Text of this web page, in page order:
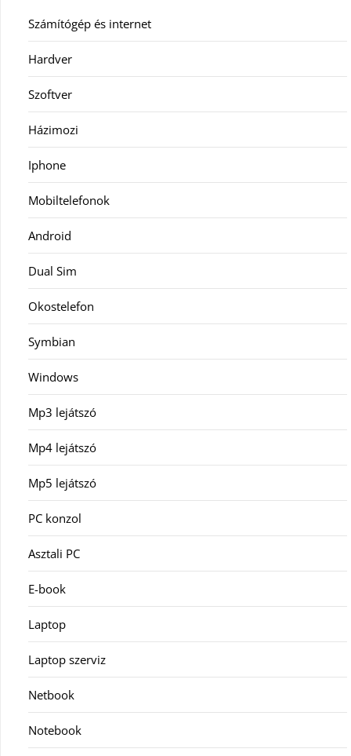
Számítógép és internet
Hardver
Szoftver
Házimozi
Iphone
Mobiltelefonok
Android
Dual Sim
Okostelefon
Symbian
Windows
Mp3 lejátszó
Mp4 lejátszó
Mp5 lejátszó
PC konzol
Asztali PC
E-book
Laptop
Laptop szerviz
Netbook
Notebook